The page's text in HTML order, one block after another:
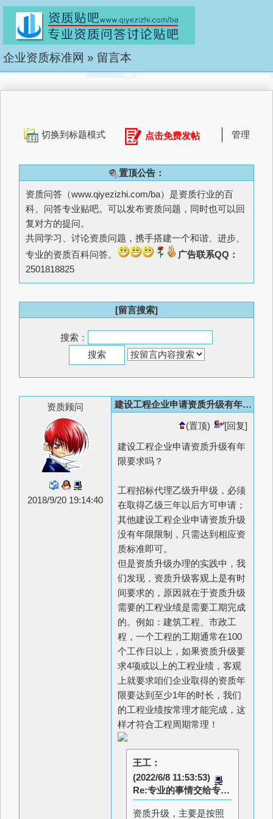
企业资质标准网 » 留言本
切换到标题模式 点击免费发帖 管理
置顶公告：
资质问答（www.qiyezizhi.com/ba）是资质行业的百
科、问答专业贴吧。可以发布资质问题，同时也可以回
复对方的提问。
共同学习、讨论资质问题，携手搭建一个和谐、进步、
专业的资质百科问答。
广告联系QQ：
2501818825
[留言搜索]
搜索：
资质顾问
2018/9/20 19:14:40
建设工程企业申请资质升级有年限要求吗？
(置顶)
[回复]
建设工程企业申请资质升级有年
限要求吗？
工程招标代理乙级升甲级，必须
在取得乙级三年以后方可申请；
其他建设工程企业申请资质升级
没有年限限制，只需达到相应资
质标准即可。
但是资质升级办理的实践中，我
们发现，资质升级客观上是有时
间要求的，原因就在于资质升级
需要的工程业绩是需要工期完成
的。例如：建筑工程、市政工
程，一个工程的工期通常在100
个工作日以上，如果资质升级要
求4项或以上的工程业绩，客观
上就要求咱们企业取得的资质年
限要达到至少1年的时长，我们
的工程业绩按常理才能完成，这
样才符合工程周期常理！
王工：
(2022/6/8 11:53:53)
Re:专业的事情交给专业的人
资质升级，主要是按照